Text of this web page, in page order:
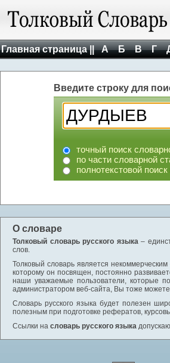
Главная страница || А Б В Г
Введите строку для
точный поиск
по части словарной
полнотекстовой
О словаре
Толковый словарь русского языка–
слов.
Толковый словарь является
которому он посвящен, постоянно
наши уважаемые пользователи, которые
администратором веб-сайта, Вы тоже
Словарь русского языка будет полезен
полезным при подготовке рефератов,
Ссылки на словарь русского языка